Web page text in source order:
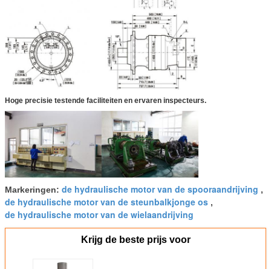
Hoge precisie testende faciliteiten en ervaren inspecteurs.
Markeringen: de hydraulische motor van de spooraandrijving ,
de hydraulische motor van de steunbalkjonge os ,
de hydraulische motor van de wielaandrijving
Krijg de beste prijs voor